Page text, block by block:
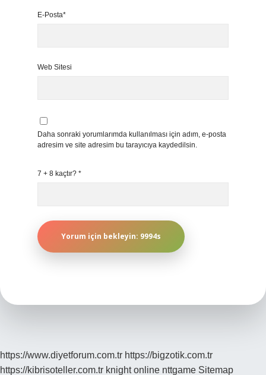
E-Posta*
Web Sitesi
Daha sonraki yorumlarımda kullanılması için adım, e-posta
adresim ve site adresim bu tarayıcıya kaydedilsin.
7 + 8 kaçtır? *
https://www.diyetforum.com.tr https://bigzotik.com.tr
https://kibrisoteller.com.tr knight online nttgame Sitemap